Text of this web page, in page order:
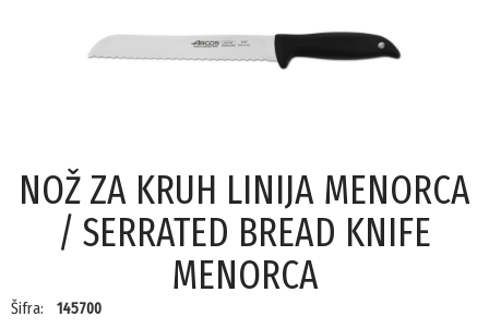
NOŽ ZA KRUH LINIJA MENORCA
/ SERRATED BREAD KNIFE
MENORCA
Šifra: 145700